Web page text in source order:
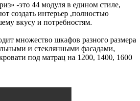
-это 44 модуля в едином стиле,
создать интерьер ,полностью
вкусу и потребностям.
множество шкафов разного размера
и стеклянными фасадами,
под матрац на 1200, 1400, 1600